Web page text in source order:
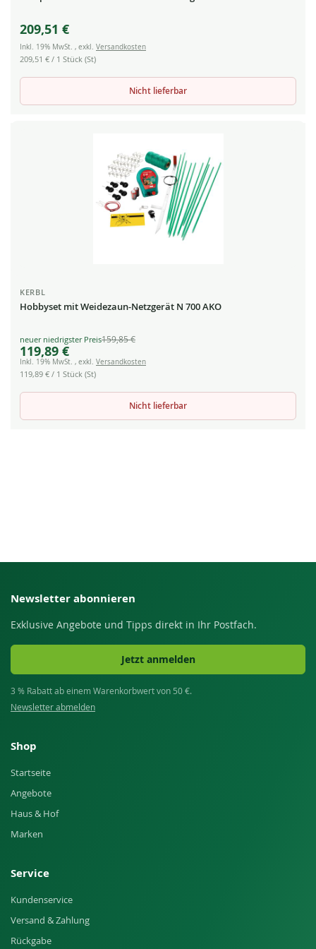
209,51 €
Inkl. 19% MwSt. , exkl. Versandkosten
209,51 € / 1 Stück (St)
Nicht lieferbar
KERBL
Hobbyset mit Weidezaun-Netzgerät N 700 AKO
Special
Price
119,89 €
159,85 €
Inkl. 19% MwSt. , exkl. Versandkosten
119,89 € / 1 Stück (St)
Nicht lieferbar
Newsletter abonnieren
Exklusive Angebote und Tipps direkt in Ihr Postfach.
Jetzt anmelden
3 % Rabatt ab einem Warenkorbwert von 50 €.
Newsletter abmelden
Shop
Startseite
Angebote
Haus & Hof
Marken
Service
Kundenservice
Versand & Zahlung
Rückgabe